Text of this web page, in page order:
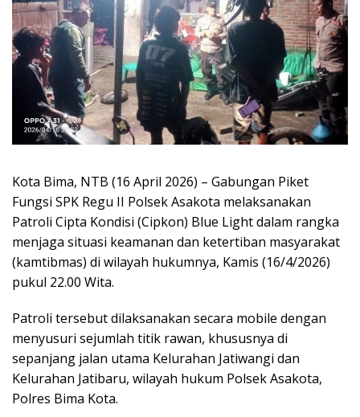
Kota Bima, NTB (16 April 2026) – Gabungan Piket
Fungsi SPK Regu II Polsek Asakota melaksanakan
Patroli Cipta Kondisi (Cipkon) Blue Light dalam rangka
menjaga situasi keamanan dan ketertiban masyarakat
(kamtibmas) di wilayah hukumnya, Kamis (16/4/2026)
pukul 22.00 Wita.
Patroli tersebut dilaksanakan secara mobile dengan
menyusuri sejumlah titik rawan, khususnya di
sepanjang jalan utama Kelurahan Jatiwangi dan
Kelurahan Jatibaru, wilayah hukum Polsek Asakota,
Polres Bima Kota.